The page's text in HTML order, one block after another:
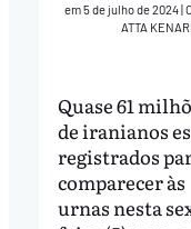
em 5 de julho de 2024|
ATTA
Quase 61
de iranianos
registrados
comparecer às
urnas nesta